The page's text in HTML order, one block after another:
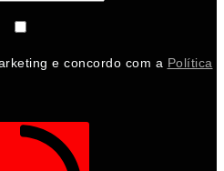
e concordo com a Política